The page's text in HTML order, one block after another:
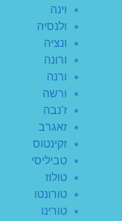
וינה
ולנסיה
ונציה
ורונה
ורנה
ורשה
ז'נבה
זאגרב
זקינטוס
טביליסי
טולוז
טורונטו
טורינו